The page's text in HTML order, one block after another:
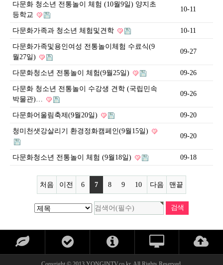
다문화 청소년 전통놀이 체험 (10월9일) 양지초
등학교
10-11
다문화가족과 청소년 체험및견학 10-11
다문화가족및용인여성 전통놀이체험 수료식(9
월27일)
09-27
다문화청소년 전통놀이 체험(9월25일) 09-26
다문화 청소년 전통놀이 수강생 견학 (국립민속
박물관)…
09-26
다문화어울림축제(9월20일) 09-20
청미천샛강살리기 환경정화캠페인(9월15일)
09-20
다문화청소년 전통놀이 체험 (9월18일) 09-18
처음 이전 6 7 8 9 10 다음 맨끝